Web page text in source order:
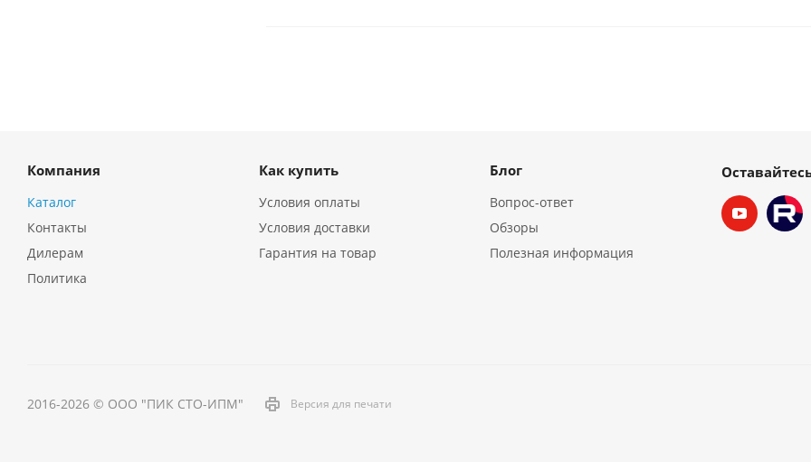
Компания
Каталог
Контакты
Дилерам
Политика
Как купить
Условия оплаты
Условия доставки
Гарантия на товар
Блог
Вопрос-ответ
Обзоры
Полезная информация
2016-2026 © ООО "ПИК СТО-ИПМ" Версия для печати